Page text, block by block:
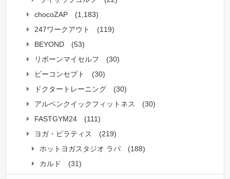
chocoZAP
(1,183)
247ワークアウト
(119)
BEYOND
(53)
リボーンマイセルフ
(30)
ビーコンセプト
(30)
ドクタートレーニング
(30)
アルペンクイックフィットネス
(30)
FASTGYM24
(111)
ヨガ・ピラティス
(219)
ホットヨガスタジオ ラバ
(188)
カルド
(31)